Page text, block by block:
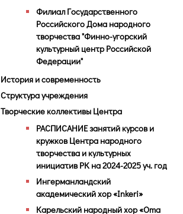
Филиал Государственного
Российского Дома народного
творчества "Финно-угорский
культурный центр Российской
Федерации"
История и современность
Структура учреждения
Творческие коллективы Центра
РАСПИСАНИЕ занятий курсов и
кружков Центра народного
творчества и культурных
инициатив РК на 2024-2025 уч. год
Ингерманландский
академический хор «Inkeri»
Карельский народный хор «Oma